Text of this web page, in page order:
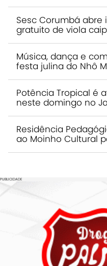
Sesc Corumbá abre
gratuito de viola
Música, dança e
festa julina do Nhô
Potência Tropical é
neste domingo no
Residência
ao Moinho Cultural
PUBLICIDADE